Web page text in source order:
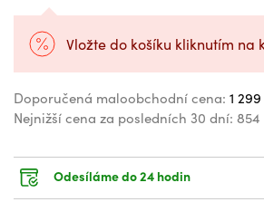
Vložte do košíku kliknutím na
Doporučená maloobchodní cena: 1
Nejnižší cena za posledních 30 dní: 854
Odesíláme do 24 hodin